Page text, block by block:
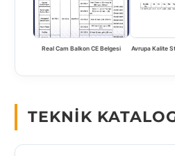
Real Cam Balkon CE Belgesi Avrupa Kalite
TEKNIK